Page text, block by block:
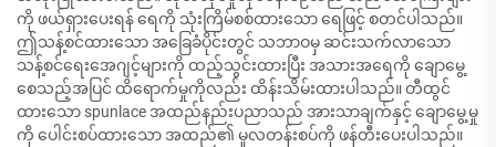
ကို ဖယ်ရှားပေးရန် ရေကို သုံးကြိမ်စစ်ထားသော ရေဖြင့် စတင်ပါသည်။
ဤသန့်စင်ထားသော အခြေခံပိုင်းတွင် သဘာဝမှ ဆင်းသက်လာသော
သန့်စင်ရေးအေဂျင့်များကို ထည့်သွင်းထားပြီး အသားအရေကို ချောမွေ့
စေသည့်အပြင် ထိရောက်မှုကိုလည်း ထိန်းသိမ်းထားပါသည်။ တီထွင်
ထားသော spunlace အထည်နည်းပညာသည် အားသာချက်နှင့် ချောမွေ့မှု
ကို ပေါင်းစပ်ထားသော အထည်၏ မူလတန်းစပ်ကို ဖန်တီးပေးပါသည်။